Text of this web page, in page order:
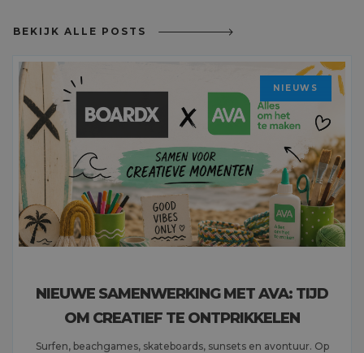
BEKIJK ALLE POSTS
NIEUWS
NIEUWE SAMENWERKING MET AVA: TIJD
OM CREATIEF TE ONTPRIKKELEN
Surfen, beachgames, skateboards, sunsets en avontuur. Op